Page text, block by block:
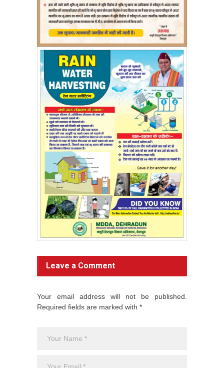
Leave a Comment
Your email address will not be published.
Required fields are marked with *